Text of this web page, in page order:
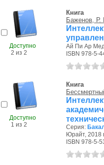
Доступно
2 из 2
Книга
Баженов, Р.
Ай Пи Ар
ISBN 978-5-
Доступно
1 из 2
Книга
Серия:
Юрайт, 2018
ISBN 978-5-